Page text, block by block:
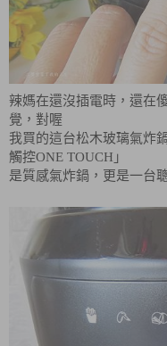
辣媽在還沒插電時，還在
覺，對喔
我買的這台松木玻璃氣炸
觸控ONE TOUCH」
是質感氣炸鍋，更是一台